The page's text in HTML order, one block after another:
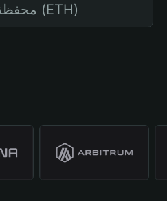
محفظة إيثيريوم (ETH)